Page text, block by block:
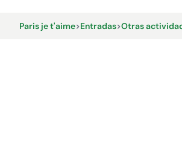
Paris je t'aime>Entradas>Otras